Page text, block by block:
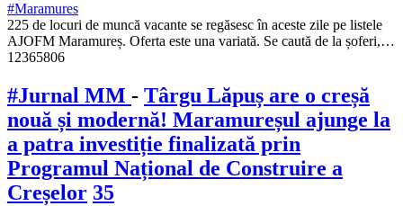
#Maramures
225 de locuri de muncă vacante se regăsesc în aceste zile pe listele
AJOFM Maramureș. Oferta este una variată. Se caută de la șoferi,…
12365806
#Jurnal MM - Târgu Lăpuș are o creșă
nouă și modernă! Maramureșul ajunge la
a patra investiție finalizată prin
Programul Național de Construire a
Creșelor 35